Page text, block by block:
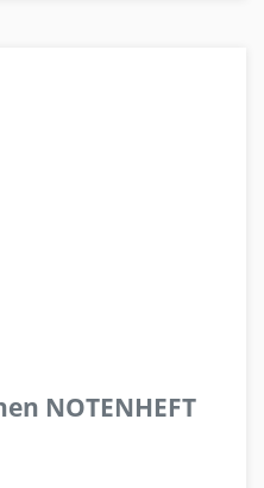
NOTENHEFT